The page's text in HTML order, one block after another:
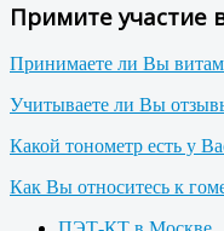
Примите участие
Принимаете ли Вы
Учитываете ли Вы
Какой тонометр есть у
Как Вы относитесь к